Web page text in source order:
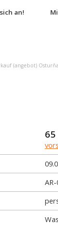
an!
(angebot) Osturňa
65